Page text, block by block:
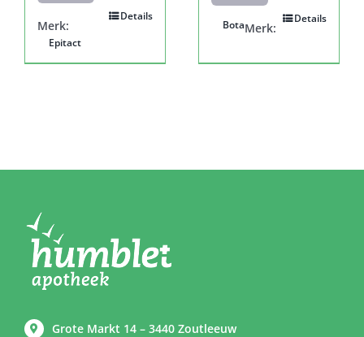
Details
Merk:
Epitact
Details
Merk:
Bota
Grote Markt 14 – 3440 Zoutleeuw